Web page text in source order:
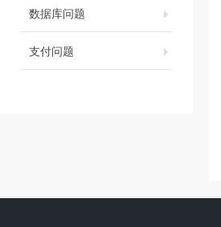
数据库问题
支付问题